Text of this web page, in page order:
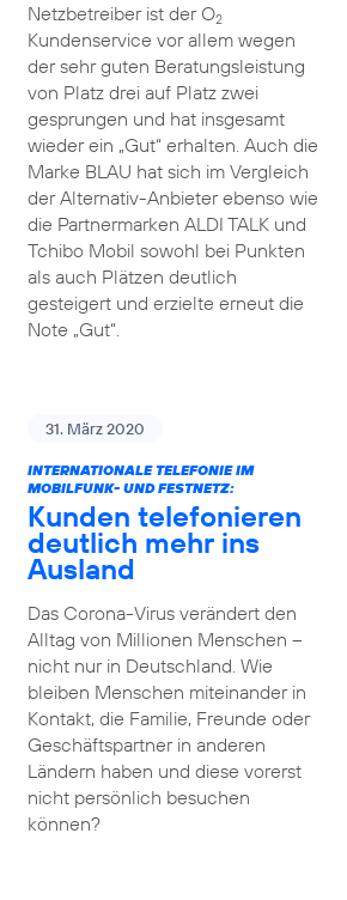
Netzbetreiber ist der O2
Kundenservice vor allem wegen
der sehr guten Beratungsleistung
von Platz drei auf Platz zwei
gesprungen und hat insgesamt
wieder ein „Gut“ erhalten. Auch die
Marke BLAU hat sich im Vergleich
der Alternativ-Anbieter ebenso wie
die Partnermarken ALDI TALK und
Tchibo Mobil sowohl bei Punkten
als auch Plätzen deutlich
gesteigert und erzielte erneut die
Note „Gut“.
31. März 2020
INTERNATIONALE TELEFONIE IM
MOBILFUNK- UND FESTNETZ:
Kunden telefonieren
deutlich mehr ins
Ausland
Das Corona-Virus verändert den
Alltag von Millionen Menschen –
nicht nur in Deutschland. Wie
bleiben Menschen miteinander in
Kontakt, die Familie, Freunde oder
Geschäftspartner in anderen
Ländern haben und diese vorerst
nicht persönlich besuchen
können?